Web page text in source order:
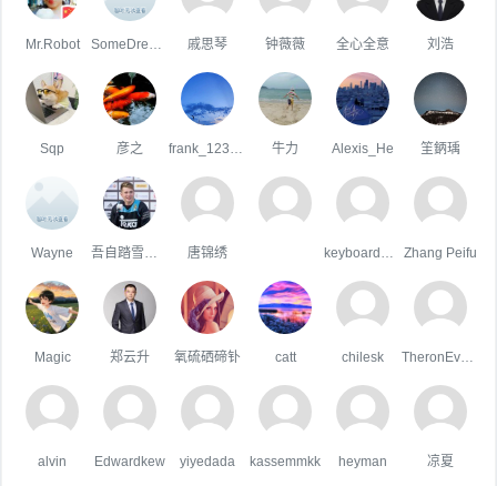
Mr.Robot 戚思琴 钟薇薇 全心全意 刘浩
Sqp 彦之 牛力 Alexis_He 䇠鈵瑀
Wayne 唐锦绣 Zhang Peifu
Magic 郑云升 氧硫硒碲钋 catt chilesk
alvin Edwardkew yiyedada kassemmkk heyman 凉夏